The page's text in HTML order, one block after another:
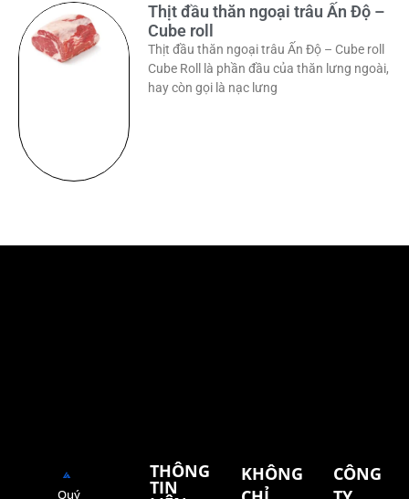
Thịt đầu thăn ngoại trâu Ấn Độ –
Cube roll
Thịt đầu thăn ngoại trâu Ấn Độ – Cube roll
Cube Roll là phần đầu của thăn lưng ngoài,
hay còn gọi là nạc lưng
Quý
THÔNG
TIN
KHÔNG
CÔNG